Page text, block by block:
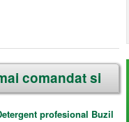
comandat si
profesional Buzil